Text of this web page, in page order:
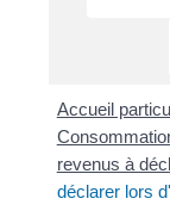
Accueil
revenus à
déclarer lors